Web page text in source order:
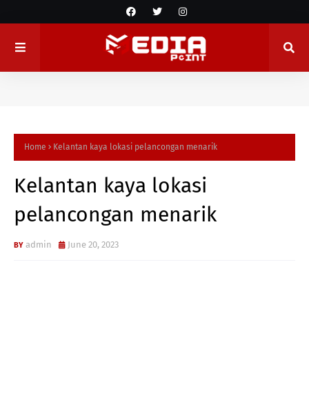
Home Kelantan kaya lokasi pelancongan menarik
Kelantan kaya lokasi
pelancongan menarik
admin June 20, 2023